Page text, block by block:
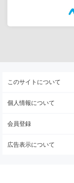
このサイトについて
個人情報について
会員登録
広告表示について